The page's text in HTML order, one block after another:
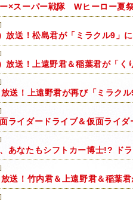
ー×スーパー戦隊 Wヒーロー夏
放送！松島君が「ミラクル9」に
放送！上遠野君＆稲葉君が「く
送！上遠野君が再び「ミラク
ライダードライブ＆仮面ライ
あなたもシフトカー博士!? ド
送！竹内君＆上遠野君＆稲葉